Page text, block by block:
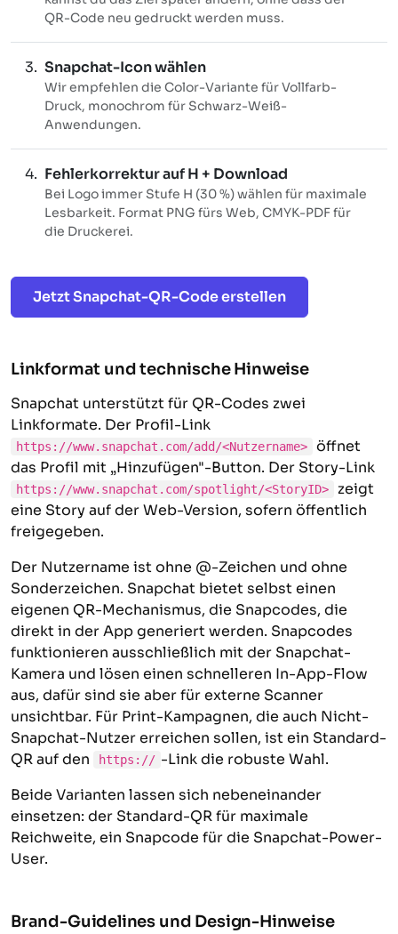
QR-Code neu gedruckt werden muss.
Snapchat-Icon wählen
Wir empfehlen die Color-Variante für Vollfarb-
Druck, monochrom für Schwarz-Weiß-
Anwendungen.
Fehlerkorrektur aufH+ Download
Bei Logo immer Stufe H (30 %) wählen für maximale
Lesbarkeit. Format PNG fürs Web, CMYK-PDF für
die Druckerei.
Jetzt Snapchat-QR-Code erstellen
Linkformat und technische Hinweise
Snapchat unterstützt für QR-Codes zwei
Linkformate. Der Profil-Link
https://www.snapchat.com/add/<Nutzername>
öffnet
das Profil mit „Hinzufügen"-Button. Der Story-Link
https://www.snapchat.com/spotlight/<StoryID>
zeigt
eine Story auf der Web-Version, sofern öffentlich
freigegeben.
Der Nutzername ist ohne @-Zeichen und ohne
Sonderzeichen. Snapchat bietet selbst einen
eigenen QR-Mechanismus, die Snapcodes, die
direkt in der App generiert werden. Snapcodes
funktionieren ausschließlich mit der Snapchat-
Kamera und lösen einen schnelleren In-App-Flow
aus, dafür sind sie aber für externe Scanner
unsichtbar. Für Print-Kampagnen, die auch Nicht-
Snapchat-Nutzer erreichen sollen, ist ein Standard-
QR auf den
https:// -Link die robuste Wahl.
Beide Varianten lassen sich nebeneinander
einsetzen: der Standard-QR für maximale
Reichweite, ein Snapcode für die Snapchat-Power-
User.
Brand-Guidelines und Design-Hinweise